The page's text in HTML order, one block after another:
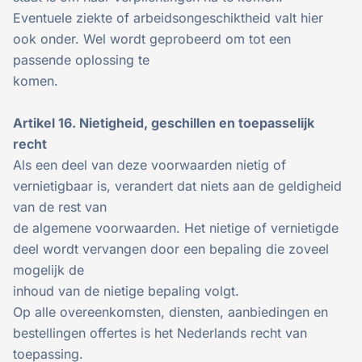
Eventuele ziekte of arbeidsongeschiktheid valt hier
ook onder. Wel wordt geprobeerd om tot een
passende oplossing te
komen.
Artikel 16. Nietigheid, geschillen en toepasselijk
recht
Als een deel van deze voorwaarden nietig of
vernietigbaar is, verandert dat niets aan de geldigheid
van de rest van
de algemene voorwaarden. Het nietige of vernietigde
deel wordt vervangen door een bepaling die zoveel
mogelijk de
inhoud van de nietige bepaling volgt.
Op alle overeenkomsten, diensten, aanbiedingen en
bestellingen offertes is het Nederlands recht van
toepassing.